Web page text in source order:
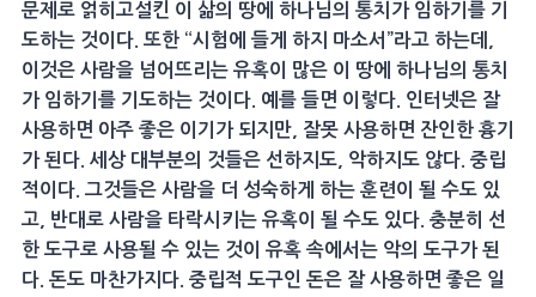
문제로 얽히고설킨 이 삶의 땅에 하나님의 통치가 임하기를 기
도하는 것이다. 또한 “시험에 들게 하지 마소서”라고 하는데,
이것은 사람을 넘어뜨리는 유혹이 많은 이 땅에 하나님의 통치
가 임하기를 기도하는 것이다. 예를 들면 이렇다. 인터넷은 잘
사용하면 아주 좋은 이기가 되지만, 잘못 사용하면 잔인한 흉기
가 된다. 세상 대부분의 것들은 선하지도, 악하지도 않다. 중립
적이다. 그것들은 사람을 더 성숙하게 하는 훈련이 될 수도 있
고, 반대로 사람을 타락시키는 유혹이 될 수도 있다. 충분히 선
한 도구로 사용될 수 있는 것이 유혹 속에서는 악의 도구가 된
다. 돈도 마찬가지다. 중립적 도구인 돈은 잘 사용하면 좋은 일